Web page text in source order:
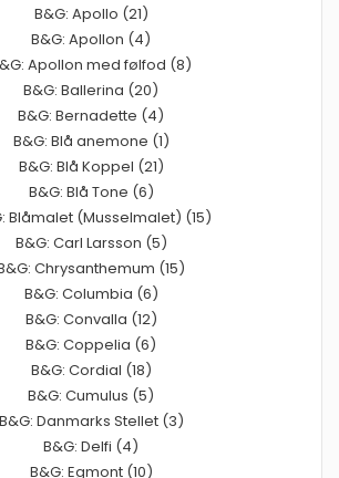
B&G: Apollo (21)
B&G: Apollon (4)
Apollon med følfod (8)
B&G: Ballerina (20)
B&G: Bernadette (4)
B&G: Blå anemone (1)
B&G: Blå Koppel (21)
B&G: Blå Tone (6)
Blåmalet (Musselmalet) (15)
B&G: Carl Larsson (5)
Chrysanthemum (15)
B&G: Columbia (6)
B&G: Convalla (12)
B&G: Coppelia (6)
B&G: Cordial (18)
B&G: Cumulus (5)
B&G: Danmarks Stellet (3)
B&G: Delfi (4)
B&G: Egmont (10)